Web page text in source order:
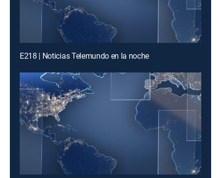
E218 | Noticias Telemundo en la noche